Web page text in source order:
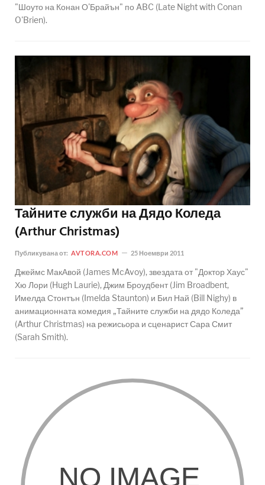
"Шоуто на Конан О'Брайън" по ABC (Late Night with Conan
O'Brien).
Тайните служби на Дядо Коледа
(Arthur Christmas)
Публикувана от: AVTORA.COM 25 Ноември 2011
Джеймс МакАвой (James McAvoy), звездата от "Доктор Хаус"
Хю Лори (Hugh Laurie), Джим Броудбент (Jim Broadbent,
Имелда Стонтън (Imelda Staunton) и Бил Най (Bill Nighy) в
анимационната комедия „Тайните служби на дядо Коледа”
(Arthur Christmas) на режисьора и сценарист Сара Смит
(Sarah Smith).